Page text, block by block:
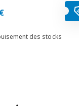
des stocks
Nombre total